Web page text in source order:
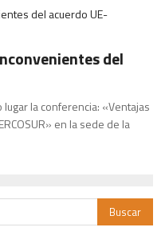
del
la conferencia: «Ventajas
en la sede de la